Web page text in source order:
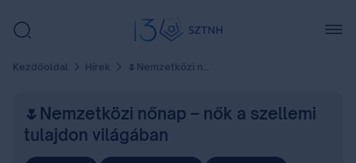
Kezdőoldal Hírek 🌷Nemzetközi nőnap – nők a szellemi tulajdon világában
🌷Nemzetközi nőnap – nők a szellemi
tulajdon világában